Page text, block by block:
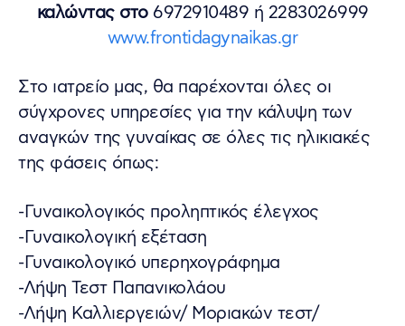
καλώντας στο6972910489 ή 2283026999
www.frontidagynaikas.gr
Στο ιατρείο μας, θα παρέχονται όλες οι
σύγχρονες υπηρεσίες για την κάλυψη των
αναγκών της γυναίκας σε όλες τις ηλικιακές
της φάσεις όπως:
-Γυναικολογικός προληπτικός έλεγχος
-Γυναικολογική εξέταση
-Γυναικολογικό υπερηχογράφημα
-Λήψη Τεστ Παπανικολάου
-Λήψη Καλλιεργειών/ Μοριακών τεστ/